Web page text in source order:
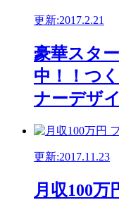
更新:2017.2.21
豪華スタ
中！！つ
ナーデザ
更新:2017.11.23
月収100